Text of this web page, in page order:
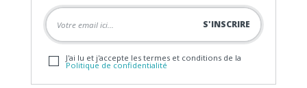
J'ai lu et j'accepte les termes et conditions de la
Politique de confidentialité